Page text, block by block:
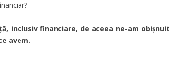
inclusiv financiare, de aceea ne-am obișnuit
avem.